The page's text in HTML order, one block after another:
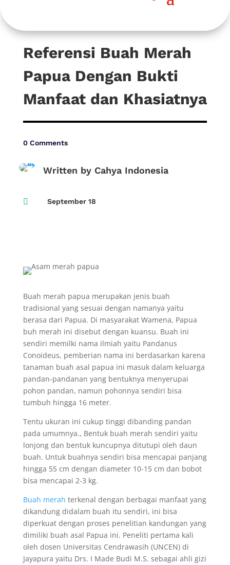
Referensi Buah Merah
Papua Dengan Bukti
Manfaat dan Khasiatnya
0 Comments
Written by Cahya Indonesia
 September 18
Buah merah papua merupakan jenis buah
tradisional yang sesuai dengan namanya yaitu
berasa dari Papua. Di masyarakat Wamena, Papua
buh merah ini disebut dengan kuansu. Buah ini
sendiri memilki nama ilmiah yaitu Pandanus
Conoideus, pemberian nama ini berdasarkan karena
tanaman buah asal papua ini masuk dalam keluarga
pandan-pandanan yang bentuknya menyerupai
pohon pandan, namun pohonnya sendiri bisa
tumbuh hingga 16 meter.
Tentu ukuran ini cukup tinggi dibanding pandan
pada umumnya., Bentuk buah merah sendiri yaitu
lonjong dan bentuk kuncupnya ditutupi oleh daun
buah. Untuk buahnya sendiri bisa mencapai panjang
hingga 55 cm dengan diameter 10-15 cm dan bobot
bisa mencapai 2-3 kg.
Buah merah terkenal dengan berbagai manfaat yang
dikandung didalam buah itu sendiri, ini bisa
diperkuat dengan proses penelitian kandungan yang
dimiliki buah asal Papua ini. Peneliti pertama kali
oleh dosen Universitas Cendrawasih (UNCEN) di
Jayapura yaitu Drs. I Made Budi M.S. sebagai ahli gizi